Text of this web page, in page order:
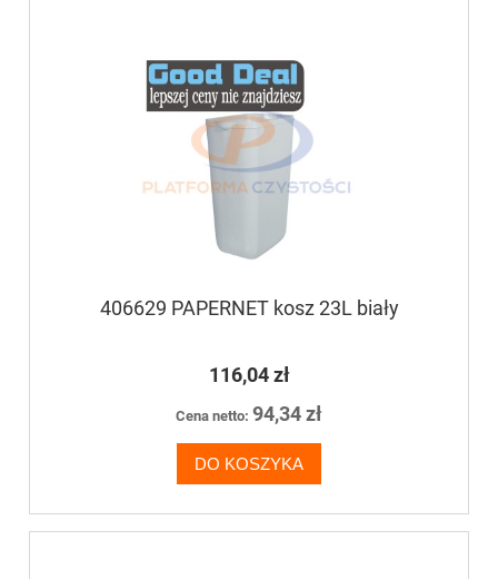
406629 PAPERNET kosz 23L biały
116,04 zł
Cena netto: 94,34 zł
DO KOSZYKA